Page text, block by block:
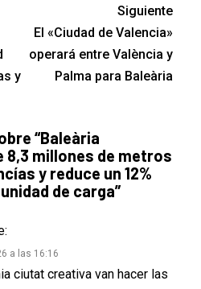
y
Siguiente
El «Ciudad de Valencia»
operará entre València y
Palma para Baleària
“Baleària
millones de metros
y reduce un 12%
de carga”
a las 16:16
ciutat creativa van hacer las